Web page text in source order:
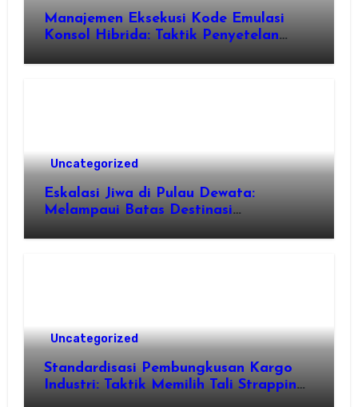
Manajemen Eksekusi Kode Emulasi
Konsol Hibrida: Taktik Penyetelan
Uncategorized
Eskalasi Jiwa di Pulau Dewata:
Melampaui Batas Destinasi
Uncategorized
Standardisasi Pembungkusan Kargo
Industri: Taktik Memilih Tali Strapping